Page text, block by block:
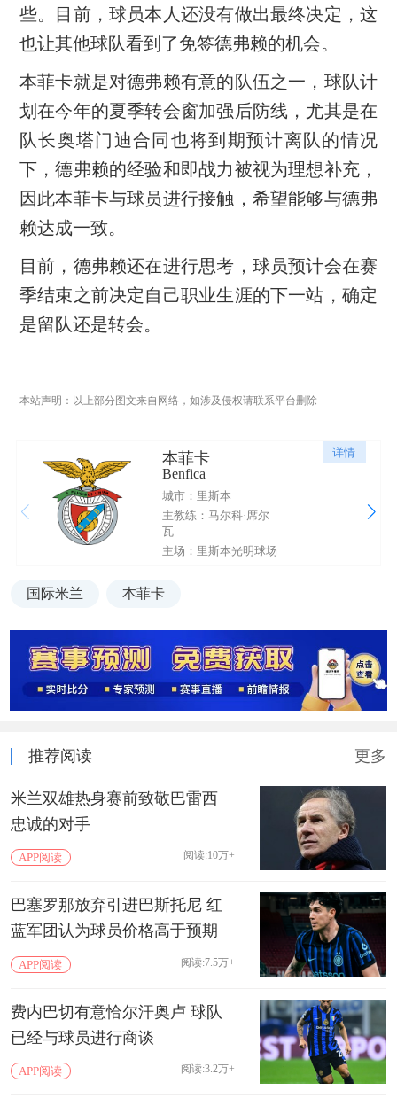
些。目前，球员本人还没有做出最终决定，这
也让其他球队看到了免签德弗赖的机会。
本菲卡就是对德弗赖有意的队伍之一，球队计
划在今年的夏季转会窗加强后防线，尤其是在
队长奥塔门迪合同也将到期预计离队的情况
下，德弗赖的经验和即战力被视为理想补充，
因此本菲卡与球员进行接触，希望能够与德弗
赖达成一致。
目前，德弗赖还在进行思考，球员预计会在赛
季结束之前决定自己职业生涯的下一站，确定
是留队还是转会。
本站声明：以上部分图文来自网络，如涉及侵权请联系平台删除
详情
本菲卡
Benfica
城市：里斯本
主教练：马尔科·席尔
瓦
主场：里斯本光明球场
国际米兰 本菲卡
推荐阅读 更多
米兰双雄热身赛前致敬巴雷西
忠诚的对手
APP阅读 阅读:10万+
巴塞罗那放弃引进巴斯托尼 红
蓝军团认为球员价格高于预期
APP阅读 阅读:7.5万+
费内巴切有意恰尔汗奥卢 球队
已经与球员进行商谈
APP阅读 阅读:3.2万+